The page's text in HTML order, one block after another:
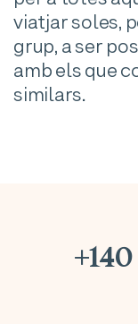
viatjar soles,
grup, a ser
amb els que
similars.